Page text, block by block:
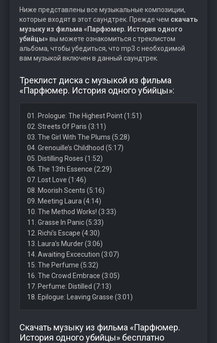
Ниже представлены все музыкальные композиции,
которые входят в этот саундтрек. Прежде чем скачать
музыку из фильма «Парфюмер. История одного
убийцы»вы можете ознакомиться с треклистом
альбома, чтобы убедиться, что mp3 с необходимой
вам музыкой включен в данный саундтрек.
Треклист диска с музыкой из фильма
«Парфюмер. История одного убийцы»:
01. Prologue: The Highest Point (1:51)
02. Streets Of Paris (3:11)
03. The Girl With The Plums (5:28)
04. Grenouille’s Childhood (5:17)
05. Distilling Roses (1:52)
06. The 13th Essence (2:29)
07. Lost Love (1:46)
08. Moorish Scents (5:16)
09. Meeting Laura (4:14)
10. The Method Works! (3:33)
11. Grasse In Panic (5:33)
12. Richi’s Escape (4:30)
13. Laura’s Murder (3:06)
14. Awaiting Excecution (3:07)
15. The Perfume (5:32)
16. The Crowd Embrace (3:05)
17. Perfume: Distilled (7:13)
18. Epilogue: Leaving Grasse (3:01)
Скачать музыку из фильма «Парфюмер.
История одного убийцы» бесплатно